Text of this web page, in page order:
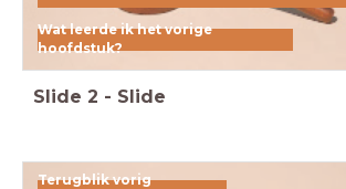
Wat leerde ik het vorige
hoofdstuk?
Slide 2 - Slide
Terugblik vorig